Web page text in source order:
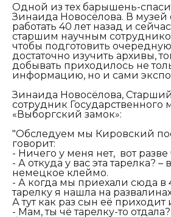
Одной из тех барышень-
Зинаида Новосёлова. В
работать 40 лет назад и
старшим научным
чтобы подготовить
достаточно изучить архивы,
добывать приходилось не
информацию, но и сами
Зинаида Новосёлова,
сотрудник Государственного
«Выборгский замок»:
"Обследуем мы Кировский
говорит:
- Ничего у меня нет, вот разве
- А откуда у вас эта тарелка? –
немецкое клеймо.
- А когда мы приехали сюда в
тарелку я нашла на
А тут как раз сын её приходит
- Мам, ты чё тарелку-то